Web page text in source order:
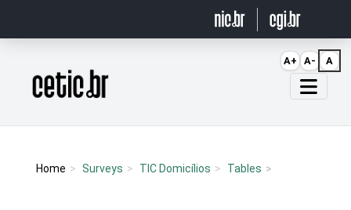
Página inicial
Home Surveys TIC Domicílios Tables
A+ A- A